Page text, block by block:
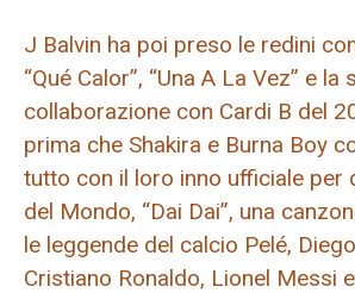
J Balvin ha poi preso le redini
“Qué Calor”, “Una A La Vez” e la
collaborazione con Cardi B del
prima che Shakira e Burna Boy
tutto con il loro inno ufficiale per
del Mondo, “Dai Dai”, una
le leggende del calcio Pelé,
Cristiano Ronaldo, Lionel Messi